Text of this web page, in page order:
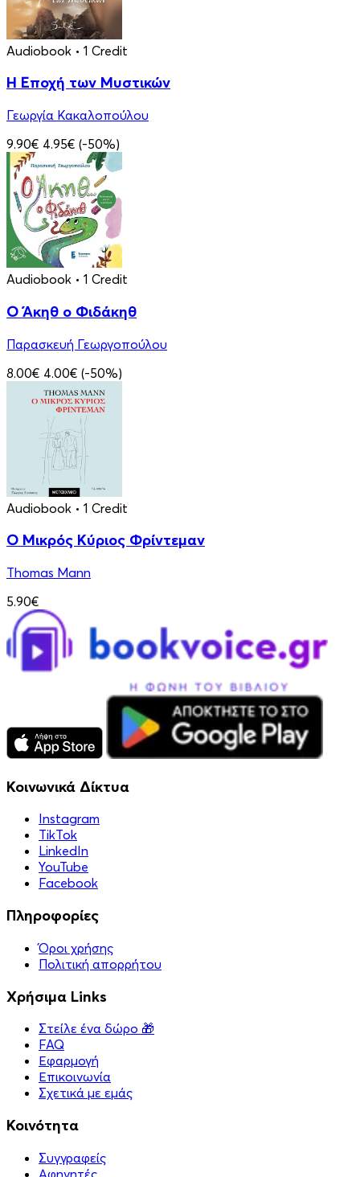
Audiobook • 1 Credit
Η Εποχή των Μυστικών
Γεωργία Κακαλοπούλου
9.90€ 4.95€ (-50%)
Audiobook • 1 Credit
Ο Άκηθ ο Φιδάκηθ
Παρασκευή Γεωργοπούλου
8.00€ 4.00€ (-50%)
Audiobook • 1 Credit
Ο Μικρός Κύριος Φρίντεμαν
Thomas Mann
5.90€
Κοινωνικά Δίκτυα
Instagram
TikTok
LinkedIn
YouTube
Facebook
Πληροφορίες
Όροι χρήσης
Πολιτική απορρήτου
Χρήσιμα Links
Στείλε ένα δώρο 🎁
FAQ
Εφαρμογή
Επικοινωνία
Σχετικά με εμάς
Κοινότητα
Συγγραφείς
Αφηγητές